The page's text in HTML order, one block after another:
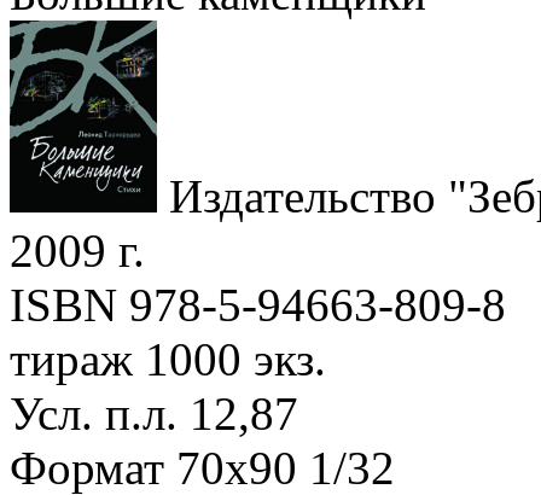
Издательство
2009 г.
ISBN 978-5-94663-809-8
тираж 1000 экз.
Усл. п.л. 12,87
Формат 70х90 1/32